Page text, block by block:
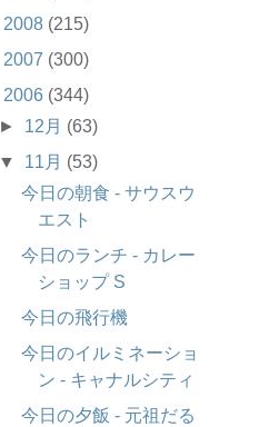
2008 (215)
2007 (300)
2006 (344)
► 12月 (63)
▼ 11月 (53)
今日の朝食 - サウスウ
エスト
今日のランチ - カレー
ショップ S
今日の飛行機
今日のイルミネーショ
ン - キャナルシティ
今日の夕飯 - 元祖だる